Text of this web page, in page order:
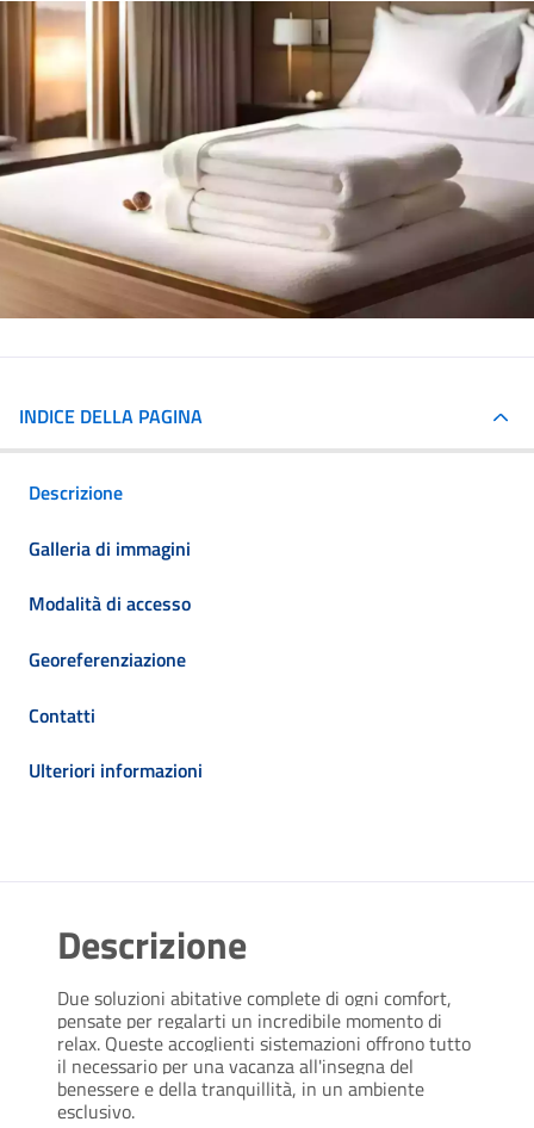
INDICE DELLA PAGINA
Descrizione
Galleria di immagini
Modalità di accesso
Georeferenziazione
Contatti
Ulteriori informazioni
Descrizione
Due soluzioni abitative complete di ogni comfort,
pensate per regalarti un incredibile momento di
relax. Queste accoglienti sistemazioni offrono tutto
il necessario per una vacanza all'insegna del
benessere e della tranquillità, in un ambiente
esclusivo.